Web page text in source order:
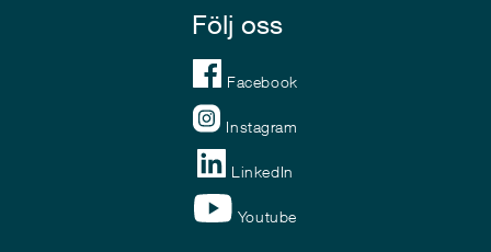
Följ oss
Facebook
Instagram
LinkedIn
Youtube